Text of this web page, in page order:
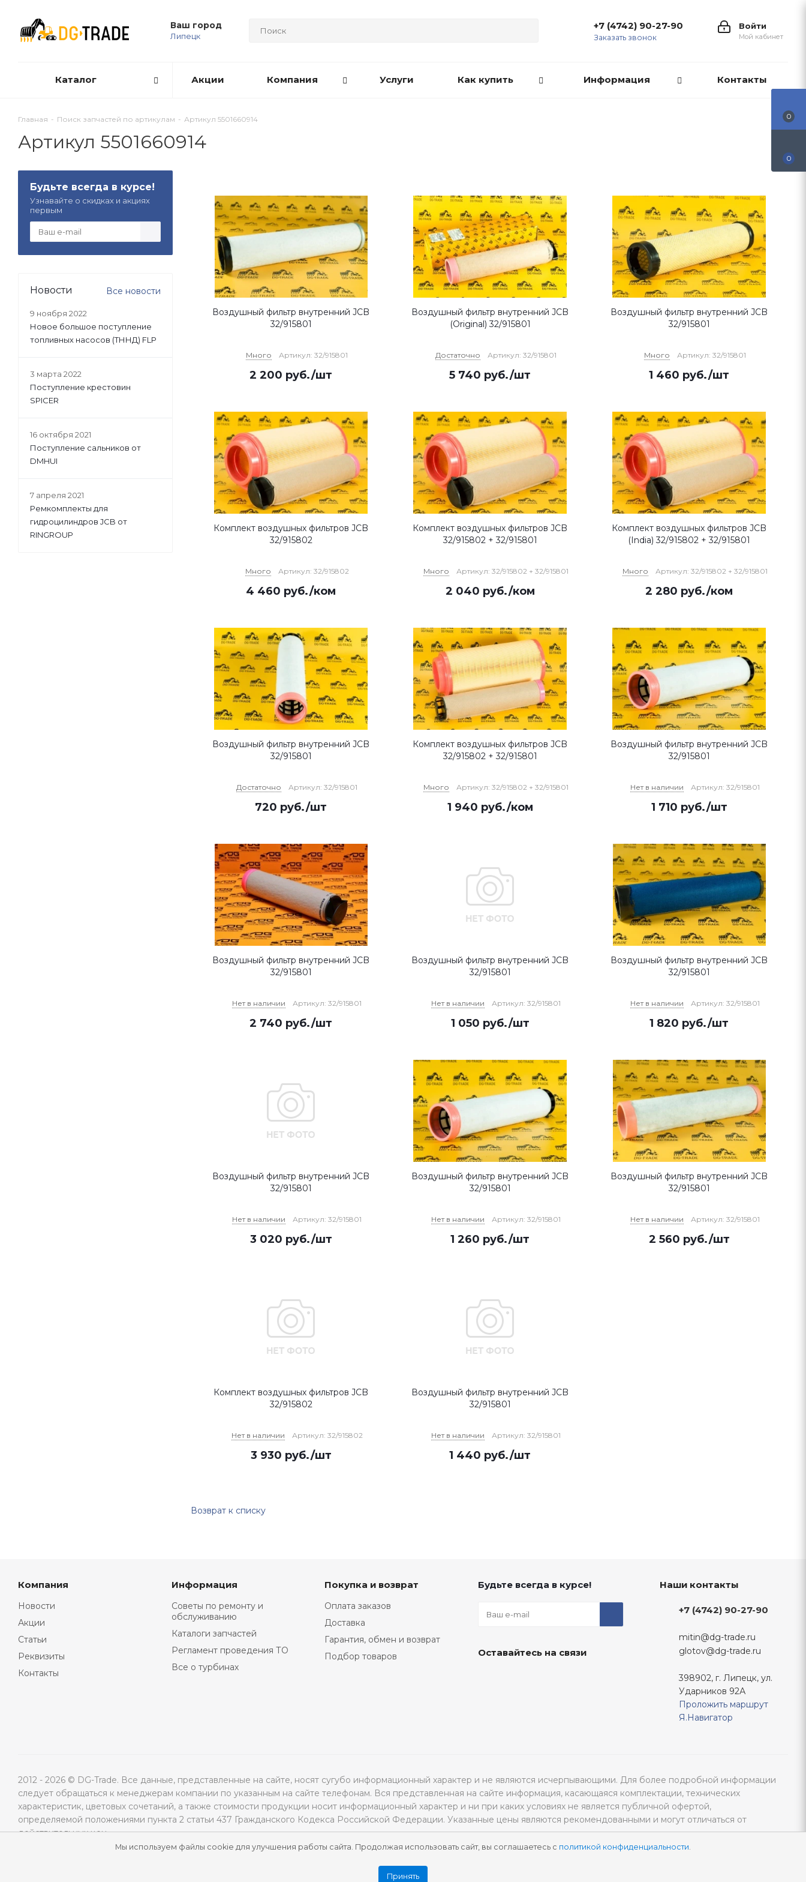
Мы используем файлы cookie для улучшения работы сайта. Продолжая использовать сайт, вы соглашаетесь с политикой конфиденциальности.
Принять
Ваш город
Липецк
Войти
Мой кабинет
+7 (4742) 90-27-90
Заказать звонок
Каталог Акции Компания Услуги Как купить Информация Контакты
Главная - Поиск запчастей по артикулам - Артикул 5501660914
Артикул 5501660914
Воздушный фильтр внутренний JCB
32/915801
Много Артикул: 32/915801
2 200 руб./шт
Воздушный фильтр внутренний JCB
(Original) 32/915801
Достаточно Артикул: 32/915801
5 740 руб./шт
Воздушный фильтр внутренний JCB
32/915801
Много Артикул: 32/915801
1 460 руб./шт
Комплект воздушных фильтров JCB
32/915802
Много Артикул: 32/915802
4 460 руб./ком
Комплект воздушных фильтров JCB
32/915802 + 32/915801
Много Артикул: 32/915802 + 32/915801
2 040 руб./ком
Комплект воздушных фильтров JCB
(India) 32/915802 + 32/915801
Много Артикул: 32/915802 + 32/915801
2 280 руб./ком
Воздушный фильтр внутренний JCB
32/915801
Достаточно Артикул: 32/915801
720 руб./шт
Комплект воздушных фильтров JCB
32/915802 + 32/915801
Много Артикул: 32/915802 + 32/915801
1 940 руб./ком
Воздушный фильтр внутренний JCB
32/915801
Нет в наличии Артикул: 32/915801
1 710 руб./шт
Воздушный фильтр внутренний JCB
32/915801
Нет в наличии Артикул: 32/915801
2 740 руб./шт
Воздушный фильтр внутренний JCB
32/915801
Нет в наличии Артикул: 32/915801
1 050 руб./шт
Воздушный фильтр внутренний JCB
32/915801
Нет в наличии Артикул: 32/915801
1 820 руб./шт
Воздушный фильтр внутренний JCB
32/915801
Нет в наличии Артикул: 32/915801
3 020 руб./шт
Воздушный фильтр внутренний JCB
32/915801
Нет в наличии Артикул: 32/915801
1 260 руб./шт
Воздушный фильтр внутренний JCB
32/915801
Нет в наличии Артикул: 32/915801
2 560 руб./шт
Комплект воздушных фильтров JCB
32/915802
Нет в наличии Артикул: 32/915802
3 930 руб./шт
Воздушный фильтр внутренний JCB
32/915801
Нет в наличии Артикул: 32/915801
1 440 руб./шт
Возврат к списку
Будьте всегда в курсе!
Узнавайте о скидках и акциях
первым
Новости Все новости
9 ноября 2022
Новое большое поступление
топливных насосов (ТННД) FLP
3 марта 2022
Поступление крестовин
SPICER
16 октября 2021
Поступление сальников от
DMHUI
7 апреля 2021
Ремкомплекты для
гидроцилиндров JCB от
RINGROUP
Компания
Новости
Акции
Статьи
Реквизиты
Контакты
Информация
Советы по ремонту и
обслуживанию
Каталоги запчастей
Регламент проведения ТО
Все о турбинах
Покупка и возврат
Оплата заказов
Доставка
Гарантия, обмен и возврат
Подбор товаров
Будьте всегда в курсе!
Оставайтесь на связи
Наши контакты
+7 (4742) 90-27-90
mitin@dg-trade.ru
glotov@dg-trade.ru
398902, г. Липецк, ул.
Ударников 92А
Проложить маршрут
Я.Навигатор
2012 - 2026 © DG-Trade. Все данные, представленные на сайте, носят сугубо информационный характер и не являются исчерпывающими. Для более подробной информации
следует обращаться к менеджерам компании по указанным на сайте телефонам. Вся представленная на сайте информация, касающаяся комплектации, технических
характеристик, цветовых сочетаний, а также стоимости продукции носит информационный характер и ни при каких условиях не является публичной офертой,
определяемой положениями пункта 2 статьи 437 Гражданского Кодекса Российской Федерации. Указанные цены являются рекомендованными и могут отличаться от
действительных цен.
0
0